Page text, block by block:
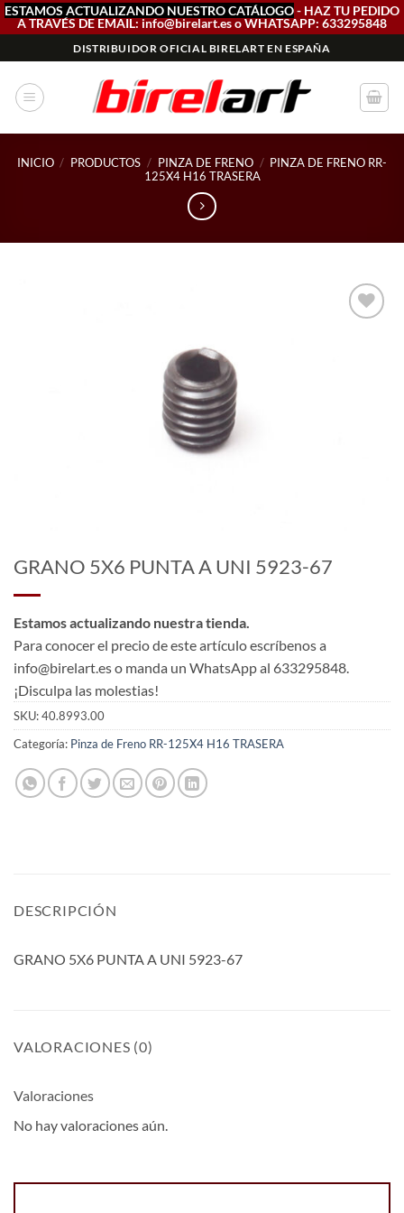
ESTAMOS ACTUALIZANDO NUESTRO CATÁLOGO- HAZ TU PEDIDO
A TRAVÉS DE EMAIL: info@birelart.es o WHATSAPP: 633295848
al
contenido
DISTRIBUIDOR OFICIAL BIRELART EN ESPAÑA
INICIO / PRODUCTOS / PINZA DE FRENO / PINZA DE FRENO RR-
125X4 H16 TRASERA
GRANO 5X6 PUNTA A UNI 5923-67
Estamos actualizando nuestra tienda.
Para conocer el precio de este artículo escríbenos a
info@birelart.es o manda un WhatsApp al 633295848.
¡Disculpa las molestias!
SKU:40.8993.00
Categoría: Pinza de Freno RR-125X4 H16 TRASERA
DESCRIPCIÓN
GRANO 5X6 PUNTA A UNI 5923-67
VALORACIONES (0)
Valoraciones
No hay valoraciones aún.